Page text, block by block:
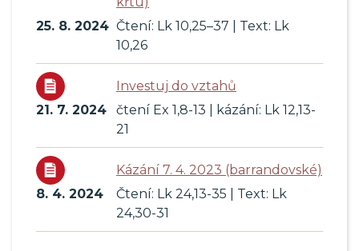
25. 8. 2024 Čtení: Lk 10,25–37 | Text: Lk
10,26
Investuj do vztahů
21. 7. 2024
čtení Ex 1,8-13 | kázání: Lk 12,13-
21
Kázání 7. 4. 2023 (barrandovské)
8. 4. 2024
Čtení: Lk 24,13-35 | Text: Lk
24,30-31